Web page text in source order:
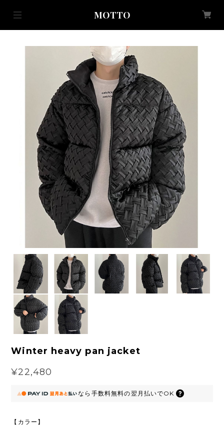
MOTTO
Winter heavy pan jacket
¥22,480
なら 手数料無料の翌月払いでOK
【カラー】